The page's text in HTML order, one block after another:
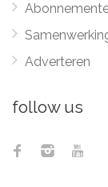
Adverteren
follow us